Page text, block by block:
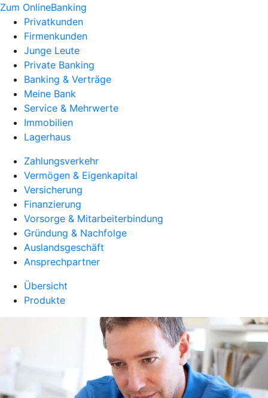
Zum OnlineBanking
Privatkunden
Firmenkunden
Junge Leute
Private Banking
Banking & Verträge
Meine Bank
Service & Mehrwerte
Immobilien
Lagerhaus
Zahlungsverkehr
Vermögen & Eigenkapital
Versicherung
Finanzierung
Vorsorge & Mitarbeiterbindung
Gründung & Nachfolge
Auslandsgeschäft
Ansprechpartner
Übersicht
Produkte